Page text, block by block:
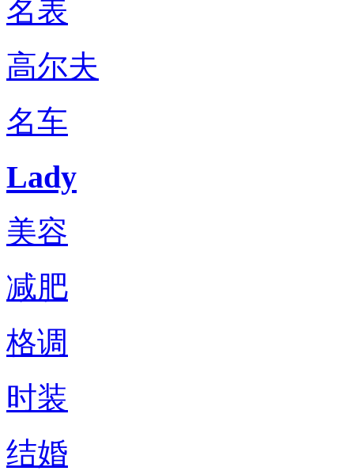
名表
高尔夫
名车
Lady
美容
减肥
格调
时装
结婚